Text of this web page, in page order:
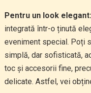
Pentru un look elegant:
integrată într-o ținută
eveniment special. Poți
simplă, dar sofisticată,
toc și accesorii fine,
delicate. Astfel, vei